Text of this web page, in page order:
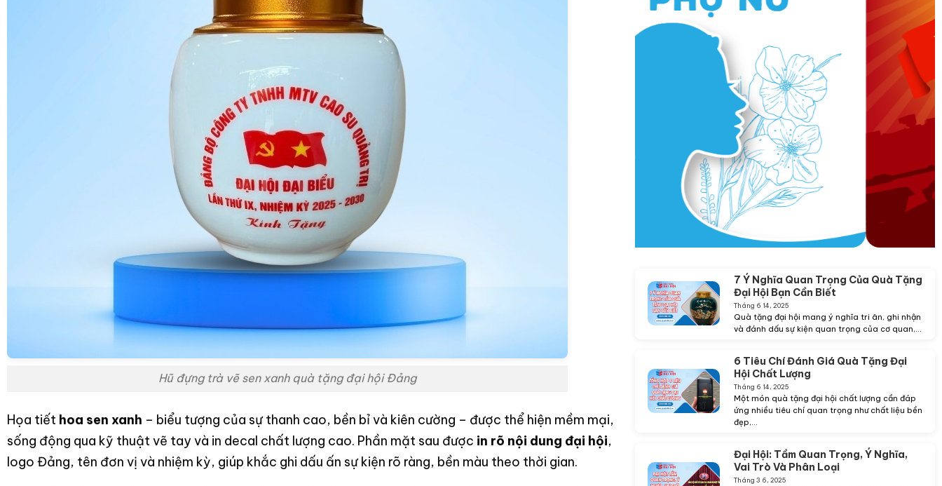
Hũ đựng trà vẽ sen xanh quà tặng đại hội Đảng
Họa tiết hoa sen xanh – biểu tượng của sự thanh cao, bền bỉ và kiên cường – được thể hiện mềm mại,
sống động qua kỹ thuật vẽ tay và in decal chất lượng cao. Phần mặt sau được in rõ nội dung đại hội,
logo Đảng, tên đơn vị và nhiệm kỳ, giúp khắc ghi dấu ấn sự kiện rõ ràng, bền màu theo thời gian.
7 Ý Nghĩa Quan Trọng Của Quà Tặng
Đại Hội Bạn Cần Biết
Tháng 6 14, 2025
Quà tặng đại hội mang ý nghĩa tri ân, ghi nhận
và đánh dấu sự kiện quan trọng của cơ quan,...
6 Tiêu Chí Đánh Giá Quà Tặng Đại
Hội Chất Lượng
Tháng 6 14, 2025
Một món quà tặng đại hội chất lượng cần đáp
ứng nhiều tiêu chí quan trọng như chất liệu bền
đẹp,...
Đại Hội: Tầm Quan Trọng, Ý Nghĩa,
Vai Trò Và Phân Loại
Tháng 3 6, 2025